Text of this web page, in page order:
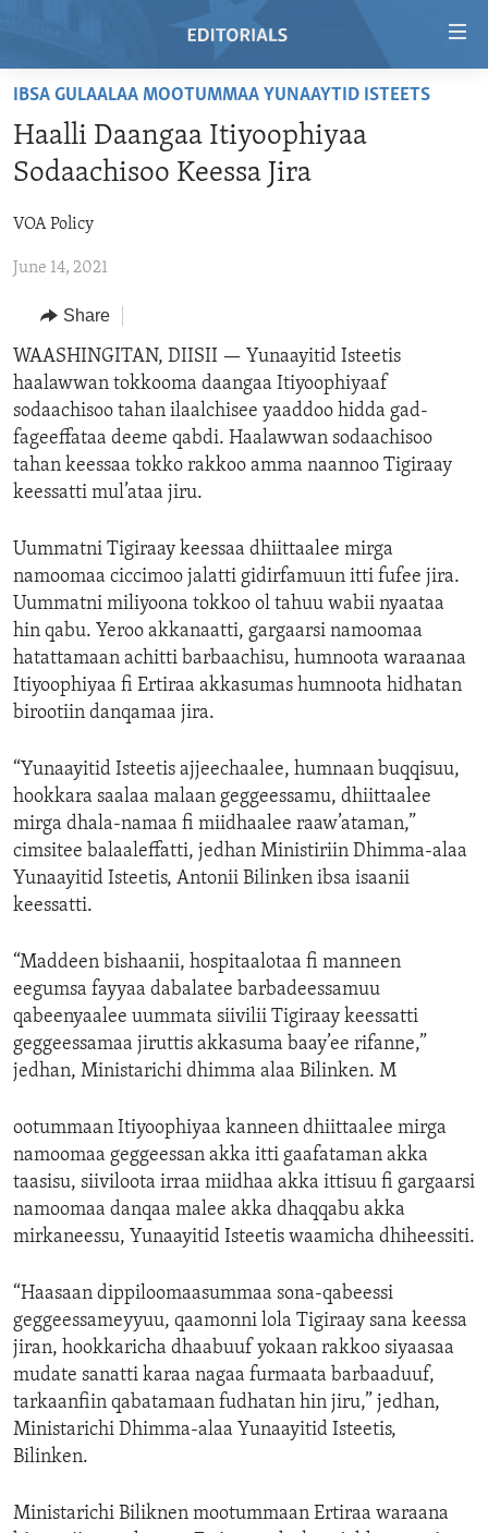
Skip
main
content
to
Navigation
Search
HOME
VIDEO
REGIONS
AFRICA
AMERICAS
ASIA
EUROPE
MIDDLE EAST
TOPICS
HUMAN RIGHTS
SECURITY AND DEFENSE
AID AND DEVELOPMENT
DEMOCRACY AND GOVERNANCE
ECONOMY AND TRADE
ENVIRONMENT AND HEALTH
IDEALS AND INSTITUTIONS
ARCHIVE
ABOUT US
FOLLOW US
IBSA GULAALAA MOOTUMMAA YUNAAYTID ISTEETS
Haalli Daangaa Itiyoophiyaa
Sodaachisoo Keessa Jira
VOA Policy
June 14, 2021
Share
WAASHINGITAN, DIISII — Yunaayitid Isteetis
haalawwan tokkooma daangaa Itiyoophiyaaf
sodaachisoo tahan ilaalchisee yaaddoo hidda gad-
fageeffataa deeme qabdi. Haalawwan sodaachisoo
tahan keessaa tokko rakkoo amma naannoo Tigiraay
keessatti mul’ataa jiru.
Uummatni Tigiraay keessaa dhiittaalee mirga
namoomaa ciccimoo jalatti gidirfamuun itti fufee jira.
Uummatni miliyoona tokkoo ol tahuu wabii nyaataa
hin qabu. Yeroo akkanaatti, gargaarsi namoomaa
hatattamaan achitti barbaachisu, humnoota waraanaa
Itiyoophiyaa fi Ertiraa akkasumas humnoota hidhatan
birootiin danqamaa jira.
“Yunaayitid Isteetis ajjeechaalee, humnaan buqqisuu,
hookkara saalaa malaan geggeessamu, dhiittaalee
mirga dhala-namaa fi miidhaalee raaw’ataman,”
cimsitee balaaleffatti, jedhan Ministiriin Dhimma-alaa
Yunaayitid Isteetis, Antonii Bilinken ibsa isaanii
keessatti.
“Maddeen bishaanii, hospitaalotaa fi manneen
eegumsa fayyaa dabalatee barbadeessamuu
qabeenyaalee uummata siivilii Tigiraay keessatti
geggeessamaa jiruttis akkasuma baay’ee rifanne,”
jedhan, Ministarichi dhimma alaa Bilinken. M
ootummaan Itiyoophiyaa kanneen dhiittaalee mirga
namoomaa geggeessan akka itti gaafataman akka
taasisu, siiviloota irraa miidhaa akka ittisuu fi gargaarsi
namoomaa danqaa malee akka dhaqqabu akka
mirkaneessu, Yunaayitid Isteetis waamicha dhiheessiti.
“Haasaan dippiloomaasummaa sona-qabeessi
geggeessameyyuu, qaamonni lola Tigiraay sana keessa
jiran, hookkaricha dhaabuuf yokaan rakkoo siyaasaa
mudate sanatti karaa nagaa furmaata barbaaduuf,
tarkaanfiin qabatamaan fudhatan hin jiru,” jedhan,
Ministarichi Dhimma-alaa Yunaayitid Isteetis,
Bilinken.
Ministarichi Biliknen mootummaan Ertiraa waraana